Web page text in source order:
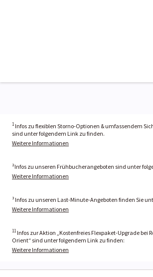
1 Infos zu flexiblen Storno-Optionen & umfassendem
sind unter folgendem Link zu finden.
Weitere Informationen
²Infos zu unseren Frühbucherangeboten sind unter
Weitere Informationen
³ Infos zu unseren Last-Minute-Angeboten finden Sie
Weitere Informationen
11 Infos zur Aktion „Kostenfreies Flexpaket-Upgrade bei
Orient“ sind unter folgendem Link zu finden:
Weitere Informationen